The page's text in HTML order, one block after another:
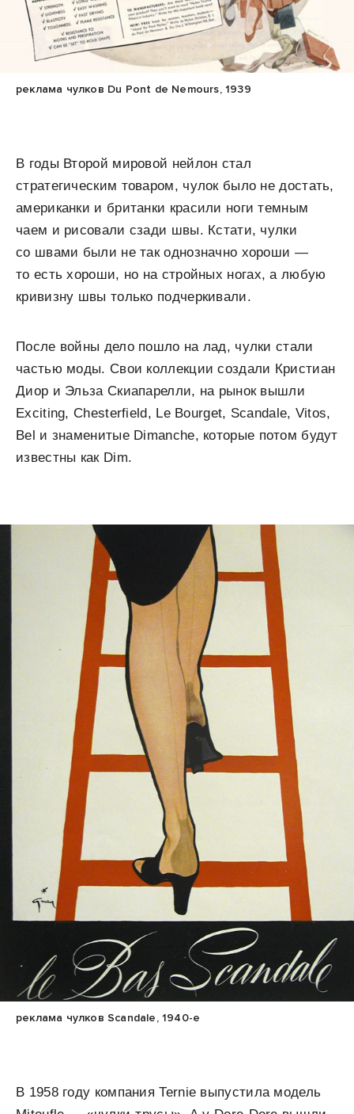
реклама чулков Du Pont de Nemours, 1939
В годы Второй мировой нейлон стал
стратегическим товаром, чулок было не достать,
американки и британки красили ноги темным
чаем и рисовали сзади швы. Кстати, чулки
со швами были не так однозначно хороши —
то есть хороши, но на стройных ногах, а любую
кривизну швы только подчеркивали.
После войны дело пошло на лад, чулки стали
частью моды. Свои коллекции создали Кристиан
Диор и Эльза Скиапарелли, на рынок вышли
Exciting, Chesterfield, Le Bourget, Scandale, Vitos,
Bel и знаменитые Dimanche, которые потом будут
известны как Dim.
реклама чулков Scandale, 1940-е
В 1958 году компания Ternie выпустила модель